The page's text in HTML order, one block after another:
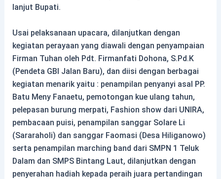
lanjut Bupati.
Usai pelaksanaan upacara, dilanjutkan dengan
kegiatan perayaan yang diawali dengan penyampaian
Firman Tuhan oleh Pdt. Firmanfati Dohona, S.Pd.K
(Pendeta GBI Jalan Baru), dan diisi dengan berbagai
kegiatan menarik yaitu : penampilan penyanyi asal PP.
Batu Meny Fanaetu, pemotongan kue ulang tahun,
pelepasan burung merpati, Fashion show dari UNIRA,
pembacaan puisi, penampilan sanggar Solare Li
(Sararaholi) dan sanggar Faomasi (Desa Hiliganowo)
serta penampilan marching band dari SMPN 1 Teluk
Dalam dan SMPS Bintang Laut, dilanjutkan dengan
penyerahan hadiah kepada peraih juara pertandingan